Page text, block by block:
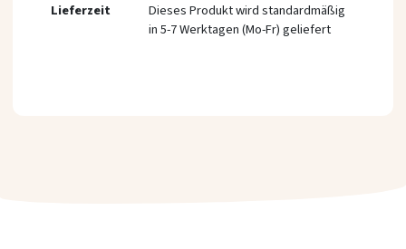
Lieferzeit
Dieses Produkt wird standardmäßig
in 5-7 Werktagen (Mo-Fr) geliefert